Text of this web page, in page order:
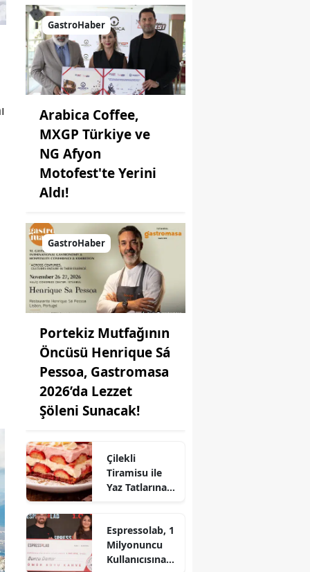
Farklı Bir
Kahvaltı
Seçeneği
GastroHaber
Arabica Coffee,
MXGP Türkiye ve
NG Afyon
Motofest'te Yerini
Aldı!
GastroHaber
Portekiz Mutfağının
Öncüsü Henrique Sá
Pessoa, Gastromasa
2026’da Lezzet
Şöleni Sunacak!
Çilekli
Tiramisu ile
Yaz Tatlarına
Espressolab, 1
Milyonuncu
Kullanıcısına